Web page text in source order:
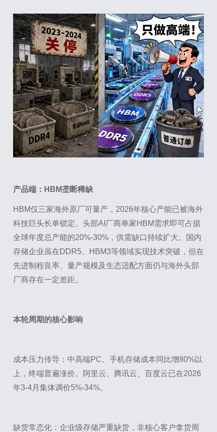
产品端：HBM垄断稀缺
HBM仅三家海外原厂可量产，2026年核心产能已被海外
科技巨头长单锁定。头部AI厂商单家HBM需求即可占据
全球年度总产能的20%-30%，供需缺口持续扩大。国内
存储企业虽在DDR5、HBM3等领域实现技术突破，但在
先进制程良率、量产规模及生态适配方面仍与海外头部
厂商存在一定差距。
本轮周期的核心影响
成本压力传导：中高端PC、手机存储成本同比增80%以
上，终端普遍涨价。阿里云、腾讯云、百度云已在2026
年3-4月集体调价5%-34%。
缺货常态化：企业级存储严重缺货，非核心客户拿货周